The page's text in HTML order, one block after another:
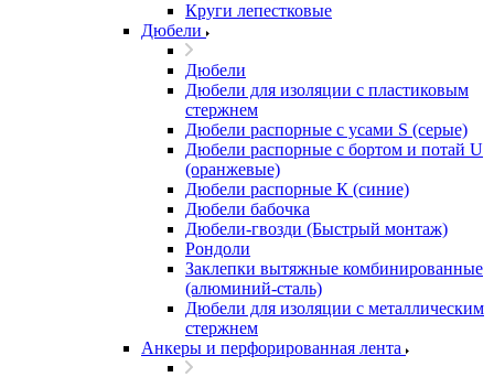
Круги лепестковые
Дюбели
Дюбели
Дюбели для изоляции с пластиковым
стержнем
Дюбели распорные с усами S (серые)
Дюбели распорные c бортом и потай U
(оранжевые)
Дюбели распорные К (синие)
Дюбели бабочка
Дюбели-гвозди (Быстрый монтаж)
Рондоли
Заклепки вытяжные комбинированные
(алюминий-сталь)
Дюбели для изоляции с металлическим
стержнем
Анкеры и перфорированная лента